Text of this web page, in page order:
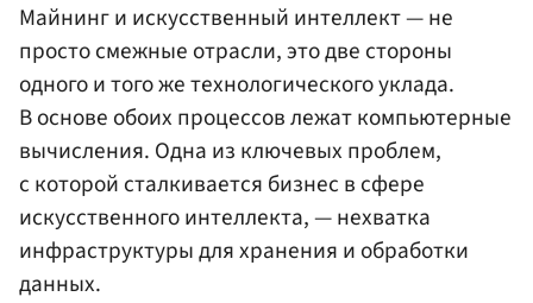
Майнинг и искусственный интеллект — не
просто смежные отрасли, это две стороны
одного и того же технологического уклада.
В основе обоих процессов лежат компьютерные
вычисления. Одна из ключевых проблем,
с которой сталкивается бизнес в сфере
искусственного интеллекта, — нехватка
инфраструктуры для хранения и обработки
данных.